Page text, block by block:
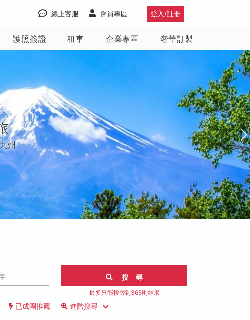
登入/註冊
會員專區
線上客服
護照簽證 租車 企業專區 奢華訂製
已成團推薦
搜 尋
最多只能搜尋到365則結果
進階搜尋